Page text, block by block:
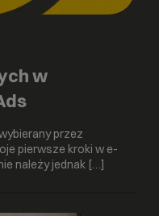
w
przez
pierwsze kroki w e-
należy jednak […]